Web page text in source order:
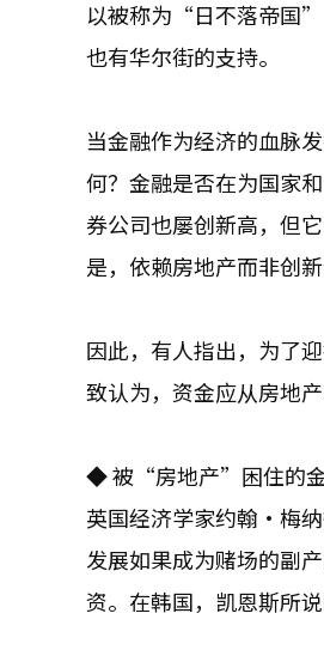
以被称为“日不落帝国”
也有华尔街的支持。
当金融作为经济的血脉
何？金融是否在为国家
券公司也屡创新高，但
是，依赖房地产而非创
因此，有人指出，为了
致认为，资金应从房地
◆ 被“房地产”困住的
英国经济学家约翰·梅
发展如果成为赌场的副
资。在韩国，凯恩斯所